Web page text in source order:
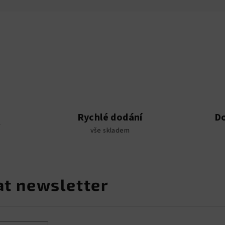
Rychlé dodání
vše skladem
newsletter